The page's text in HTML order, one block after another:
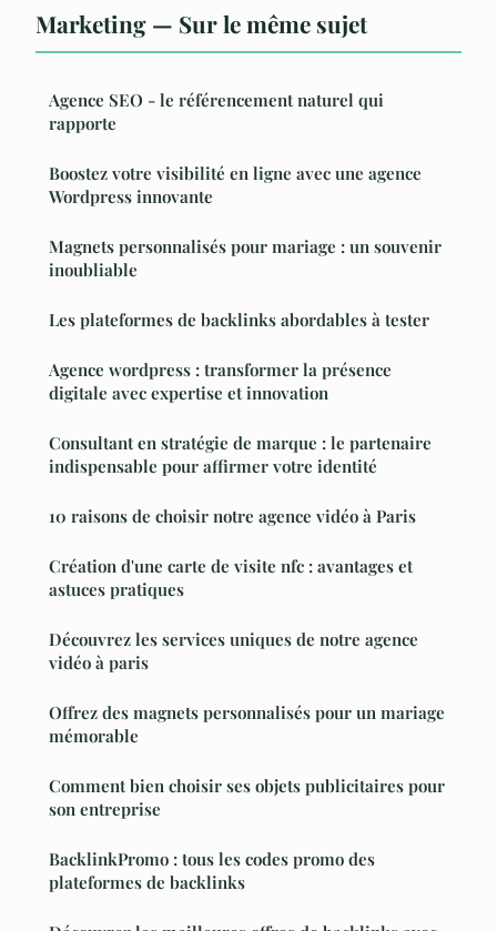
Marketing — Sur le même sujet
Agence SEO - le référencement naturel qui
rapporte
Boostez votre visibilité en ligne avec une agence
Wordpress innovante
Magnets personnalisés pour mariage : un souvenir
inoubliable
Les plateformes de backlinks abordables à tester
Agence wordpress : transformer la présence
digitale avec expertise et innovation
Consultant en stratégie de marque : le partenaire
indispensable pour affirmer votre identité
10 raisons de choisir notre agence vidéo à Paris
Création d'une carte de visite nfc : avantages et
astuces pratiques
Découvrez les services uniques de notre agence
vidéo à paris
Offrez des magnets personnalisés pour un mariage
mémorable
Comment bien choisir ses objets publicitaires pour
son entreprise
BacklinkPromo : tous les codes promo des
plateformes de backlinks